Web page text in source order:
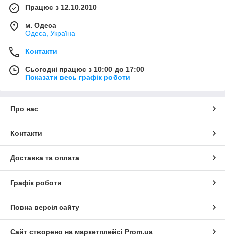
Працює з 12.10.2010
м. Одеса
Одеса, Україна
Контакти
Сьогодні працює з 10:00 до 17:00
Показати весь графік роботи
Про нас
Контакти
Доставка та оплата
Графік роботи
Повна версія сайту
Сайт створено на маркетплейсі Prom.ua